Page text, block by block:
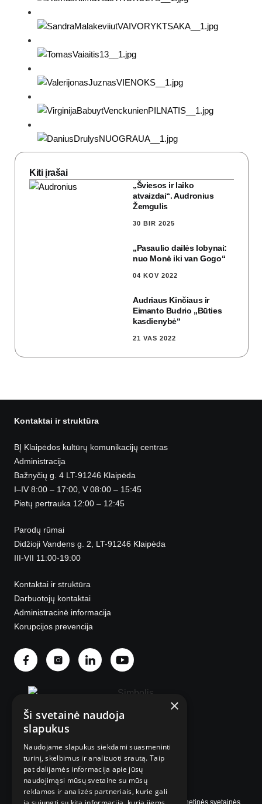
Kiti įrašai
„Šviesos ir laiko
atvaizdai“. Audronius
Žemgulis
30 BIR 2025
„Pasaulio dailės lobynai:
nuo Monė iki van Gogo“
04 KOV 2022
Audriaus Kinčiaus ir
Eimanto Budrio „Būties
kasdienybė“
21 VAS 2022
Kontaktai ir struktūra
BĮ Klaipėdos kultūrų komunikacijų centras
Administracija
Bažnyčių g. 4 LT-91246 Klaipėda
I–IV 8:00 – 17:00, V 08:00 – 15:45
Pietų pertrauka 12:00 – 12:45
Parodų rūmai
Didžioji Vandens g. 2, LT-91246 Klaipėda
III-VII 11:00-19:00
Kontaktai ir struktūra
Darbuotojų kontaktai
Administracinė informacija
Korupcijos prevencija
© 2025 Visos teisės saugomos.
Internetinės svetainės
×
Ši svetainė naudoja
slapukus
Naudojame slapukus siekdami suasmeninti
turinį, skelbimus ir analizuoti srautą. Taip
pat dalijamės informacija apie jūsų
naudojimąsi mūsų svetaine su mūsų
reklamos ir analizės partneriais, kurie gali